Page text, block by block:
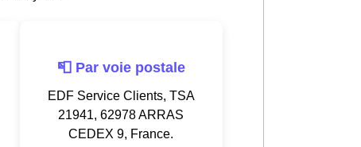
📮 Par voie postale
EDF Service Clients, TSA
21941, 62978 ARRAS
CEDEX 9, France.